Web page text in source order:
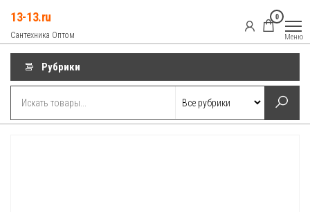
содержимому
13-13.ru
Сантехника Оптом
0
Меню
Рубрики